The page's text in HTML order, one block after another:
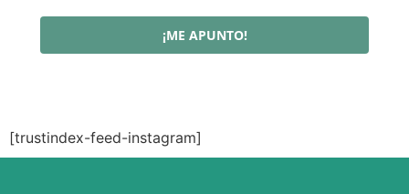
¡ME APUNTO!
[trustindex-feed-instagram]